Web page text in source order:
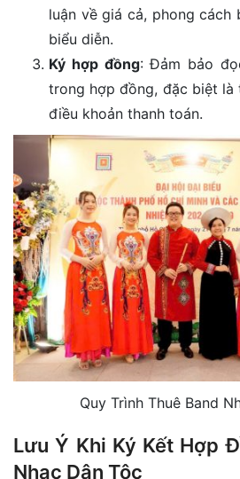
luận về giá cả, phong cách
biểu diễn.
Ký hợp đồng: Đảm bảo
trong hợp đồng, đặc biệt là
điều khoản thanh toán.
Quy Trình Thuê Band
Lưu Ý Khi Ký Kết Hợp
Nhạc Dân Tộc